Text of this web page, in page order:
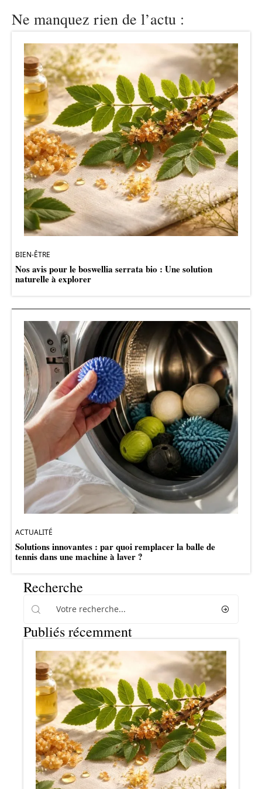
Ne manquez rien de l’actu :
BIEN-ÊTRE
Nos avis pour le boswellia serrata bio : Une solution
naturelle à explorer
ACTUALITÉ
Solutions innovantes : par quoi remplacer la balle de
tennis dans une machine à laver ?
Recherche
Publiés récemment